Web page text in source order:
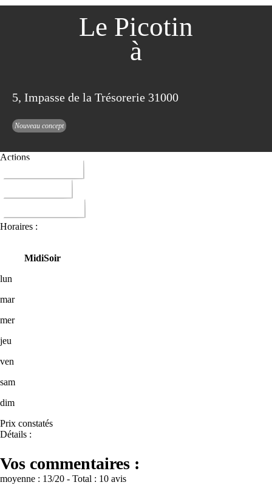
Le Picotin
à
5, Impasse de la Trésorerie 31000
Nouveau concept
Actions
Horaires :
MidiSoir
lun
mar
mer
jeu
ven
sam
dim
Prix constatés
Détails :
Vos commentaires :
moyenne : 13/20 - Total : 10 avis